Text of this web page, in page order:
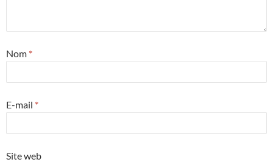
Nom *
E-mail *
Site web